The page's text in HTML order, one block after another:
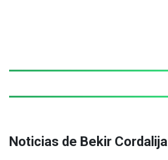
Noticias de Bekir Cordalija